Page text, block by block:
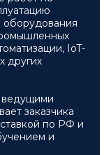
оборудования
IoT-
других
ведущими
заказчика
по РФ и
и